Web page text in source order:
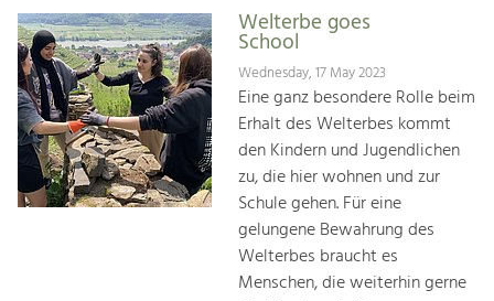
Welterbe goes
School
Wednesday, 17 May 2023
Eine ganz besondere Rolle beim
Erhalt des Welterbes kommt
den Kindern und Jugendlichen
zu, die hier woh­nen und zur
Schule gehen. Für eine
gelungene Bewah­rung des
Welterbes braucht es
Menschen, die weiterhin gerne